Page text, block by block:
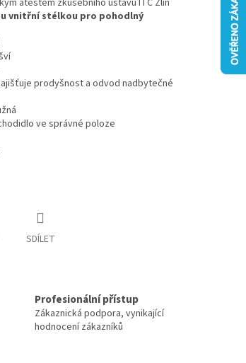
atestem zkušebního ústavu ITC Zlín
vnitřní stélkou pro pohodlný
prodyšnost a odvod nadbytečné
ve správné poloze
SDÍLET
Profesionální přístup
Zákaznická podpora, vynikající
hodnocení zákazníků